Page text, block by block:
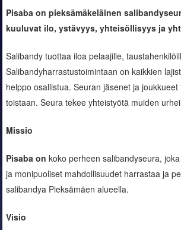
Pisaba on pieksämäkeläinen
kuuluvat ilo, ystävyys, yhteisöllisyys ja
Salibandy tuottaa iloa pelaajille,
Salibandyharrastustoimintaan on kaikkien
helppo osallistua. Seuran jäsenet ja
toistaan. Seura tekee yhteistyötä muiden
Missio
Pisaba on koko perheen salibandyseura,
ja monipuoliset mahdollisuudet harrastaa ja
salibandya Pieksämäen alueella.
Visio